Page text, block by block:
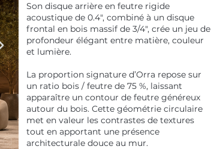
Son disque arrière en feutre rigide
acoustique de 0.4", combiné à un disque
frontal en bois massif de 3/4", crée un jeu de
profondeur élégant entre matière, couleur
et lumière.
La proportion signature d’Orra repose sur
un ratio bois / feutre de 75 %, laissant
apparaître un contour de feutre généreux
autour du bois. Cette géométrie circulaire
met en valeur les contrastes de textures
tout en apportant une présence
architecturale douce au mur.